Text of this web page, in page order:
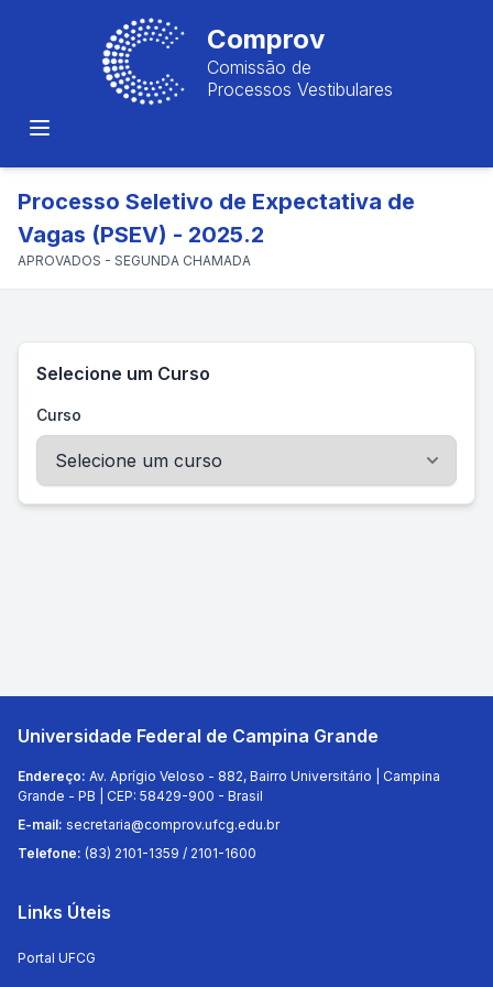
Comprov
Comissão de
Processos Vestibulares
Processo Seletivo de Expectativa de
Vagas (PSEV) - 2025.2
APROVADOS - SEGUNDA CHAMADA
Selecione um Curso
Curso
Universidade Federal de Campina Grande
Endereço: Av. Aprígio Veloso - 882, Bairro Universitário | Campina
Grande - PB | CEP: 58429-900 - Brasil
E-mail: secretaria@comprov.ufcg.edu.br
Telefone: (83) 2101-1359 / 2101-1600
Links Úteis
Portal UFCG